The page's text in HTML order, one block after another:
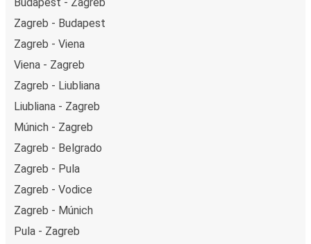
Zagreb - Budapest
Zagreb - Viena
Viena - Zagreb
Zagreb - Liubliana
Liubliana - Zagreb
Múnich - Zagreb
Zagreb - Belgrado
Zagreb - Pula
Zagreb - Vodice
Zagreb - Múnich
Pula - Zagreb